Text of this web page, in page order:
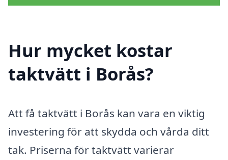
Hur mycket kostar
taktvätt i Borås?
Att få taktvätt i Borås kan vara en viktig
investering för att skydda och vårda ditt
tak. Priserna för taktvätt varierar